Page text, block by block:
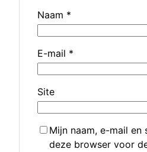
Naam *
E-mail *
Site
Mijn naam, e-mail en
deze browser voor